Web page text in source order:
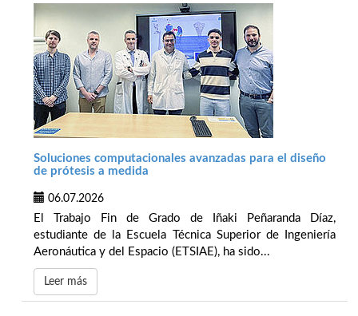
Soluciones computacionales avanzadas para el diseño
de prótesis a medida
06.07.2026
El Trabajo Fin de Grado de Iñaki Peñaranda Díaz,
estudiante de la Escuela Técnica Superior de Ingeniería
Aeronáutica y del Espacio (ETSIAE), ha sido...
Leer más